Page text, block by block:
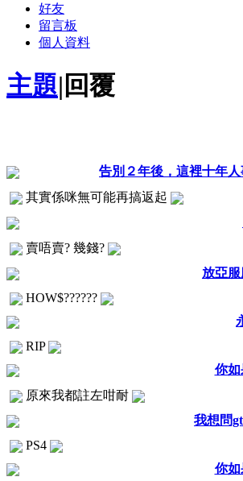
好友
留言板
個人資料
主題| 回覆
告別２年後，這裡十年人
其實係咪無可能再搞返起
賣唔賣? 幾錢?
放亞
HOW$??????
RIP
你
原來我都註左咁耐
我想問
PS4
你